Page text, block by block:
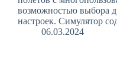
возможностью выбора
настроек. Симулятор
06.03.2024